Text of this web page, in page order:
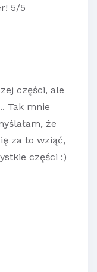
5/5
części, ale
Tak mnie
że
za to wziąć,
części :)